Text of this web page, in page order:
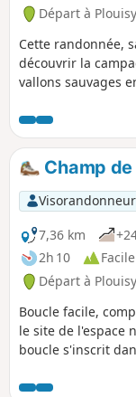
Départ à
Cette randonnée,
découvrir la
vallons sauvages
Kernabat suivant
les extérieurs du
Kernabas ou de la
départ, vous
pique-nique et
journée au grand
Champ
Visorandonneur
7,36 km
2h 10
Facile
Départ à
Boucle facile,
le site de l'espace
boucle s'inscrit
Randonnée.